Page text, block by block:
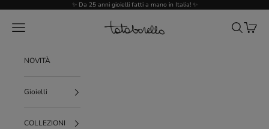
✨ Da 25 anni gioielli fatti a mano in Italia! ✨
Tataborello
Menù CercaCarrello
NOVITÀ
Gioielli
COLLEZIONI